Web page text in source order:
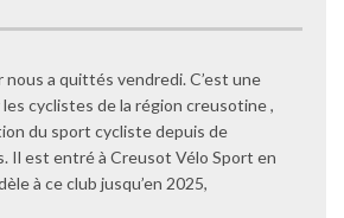
nous a quittés vendredi. C’est une
cyclistes de la région creusotine ,
du sport cycliste depuis de
Il est entré à Creusot Vélo Sport en
à ce club jusqu’en 2025,